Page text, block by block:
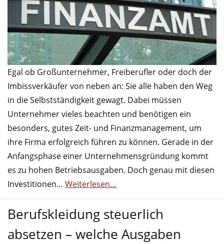
Egal ob Großunternehmer, Freiberufler oder doch der
Imbissverkäufer von neben an: Sie alle haben den Weg
in die Selbstständigkeit gewagt. Dabei müssen
Unternehmer vieles beachten und benötigen ein
besonders, gutes Zeit- und Finanzmanagement, um
ihre Firma erfolgreich führen zu können. Gerade in der
Anfangsphase einer Unternehmensgründung kommt
es zu hohen Betriebsausgaben. Doch genau mit diesen
Investitionen… Weiterlesen…
Berufskleidung steuerlich
absetzen – welche Ausgaben